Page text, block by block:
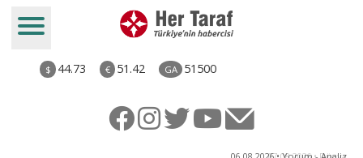
$ 44.73 € 51.42 GA 51500